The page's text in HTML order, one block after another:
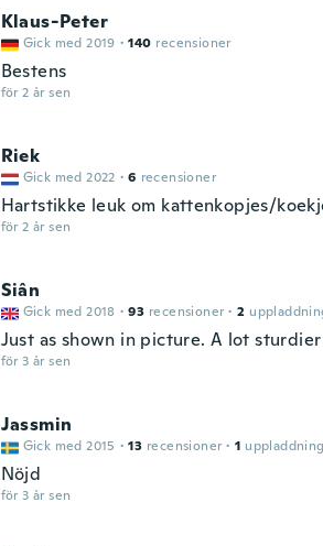
Klaus-Peter
Gick med 2019 · 140 recensioner
Bestens
för 2 år sen
Riek
Gick med 2022 · 6 recensioner
Hartstikke leuk om kattenkopjes/
för 2 år sen
Siân
Gick med 2018 · 93 recensioner · 2
Just as shown in picture. A lot
för 3 år sen
Jassmin
Gick med 2015 · 13 recensioner · 1
Nöjd
för 3 år sen